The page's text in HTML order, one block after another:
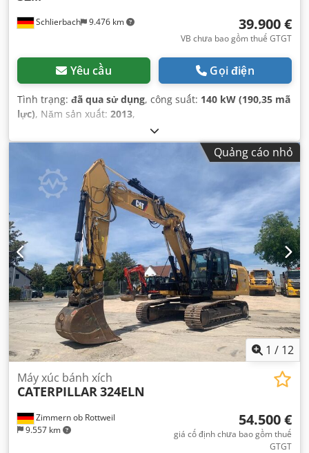
Schlierbach 9.476 km 39.900 €
VB chưa bao gồm thuế GTGT
Yêu cầu Gọi điện
Tình trạng: đã qua sử dụng, công suất: 140 kW (190,35 mã
lực), Năm sản xuất: 2013,
Quảng cáo nhỏ
1 / 12
Zimmern ob Rottweil
9.557 km
Máy xúc bánh xích
CATERPILLAR324ELN
54.500 €
giá cố định chưa bao gồm thuế
GTGT